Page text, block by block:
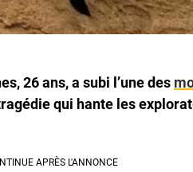
26 ans, a subi l’une des
qui hante les